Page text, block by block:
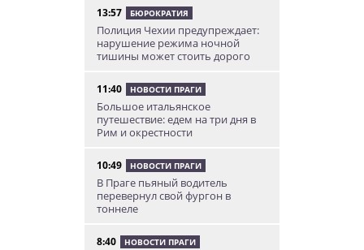
13:57 БЮРОКРАТИЯ
Полиция Чехии предупреждает:
нарушение режима ночной
тишины может стоить дорого
11:40 НОВОСТИ ПРАГИ
Большое итальянское
путешествие: едем на три дня в
Рим и окрестности
10:49 НОВОСТИ ПРАГИ
В Праге пьяный водитель
перевернул свой фургон в
тоннеле
8:40 НОВОСТИ ПРАГИ